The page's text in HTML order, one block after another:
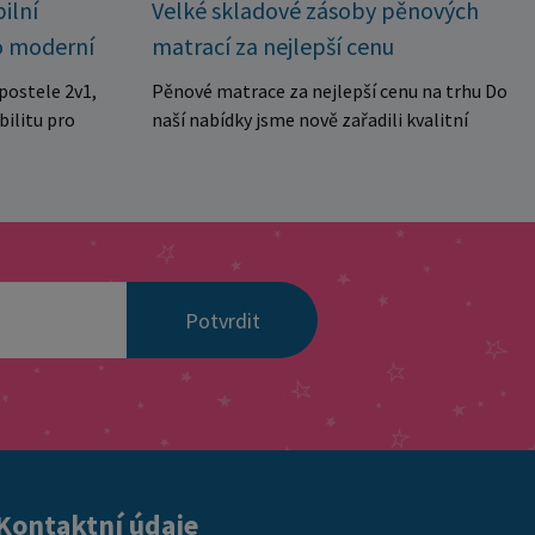
moderní
2v1,
pro
navrženy s
z
na dvě
Velké skladové zásoby pěnových
matrací za nejlepší cenu
Pěnové matrace za nejlepší cenu na trhu Do
naší nabídky jsme nově zařadili kvalitní
která poskytuje pohodlnou oporu tělu a je
vhodná pro každodenní spánek. Díky
prošívanému a snímatelnému potahu je
řešení ✔ vhodné do domácností i
Potvrdit
údaje